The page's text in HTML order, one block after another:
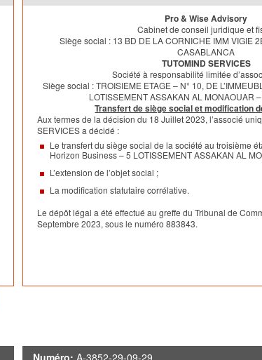
L’actif net apporté par le Société Absorbée à la
Actif apporté 58 737 512,79
Passif pris en charge 15 293 154,79
Actif net apporté 43 444 358,00
En conséquence de ce qui précède, la valeur de
par la Société Absorbée à la Société Absorbante,
s’élève à 43 444 358,00 de dirhams.
III- RAPPORT D’ECHANGE – REMUNERATION
DES
APPORTS
de la Fusion de la totalité des droits sociaux
représentant l’intégralité du capital de la Société
donnera pas lieu à l’échange des droits sociaux
Il n’y aura donc pas lieu à émission de parts
Pro & Wise Advisory
Cabinet de conseil juridique et
Siège social : 13 BD DE LA CORNICHE IMM VIGIE
CASABLANCA
TUTOMIND SERVICES
Société à responsabilité limitée
Siège social : TROISIEME ETAGE – N° 10, DE
LOTISSEMENT ASSAKAN AL MONAOUAR
Transfert de siège social et modification
Aux termes de la décision du 18 Juillet 2023, l’associé
SERVICES a décidé :
Le transfert du siège social de la société au troisième
Horizon Business – 5 LOTISSEMENT ASSAKAN AL
L’extension de l’objet social ;
La modification statutaire corrélative.
Le dépôt légal a été effectué au greffe du Tribunal de
Septembre 2023, sous le numéro 883843.